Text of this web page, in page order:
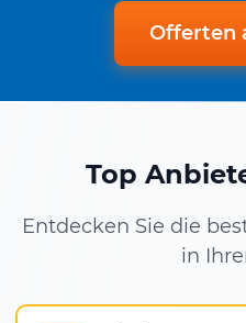
Offerten
Top
Entdecken Sie die
in